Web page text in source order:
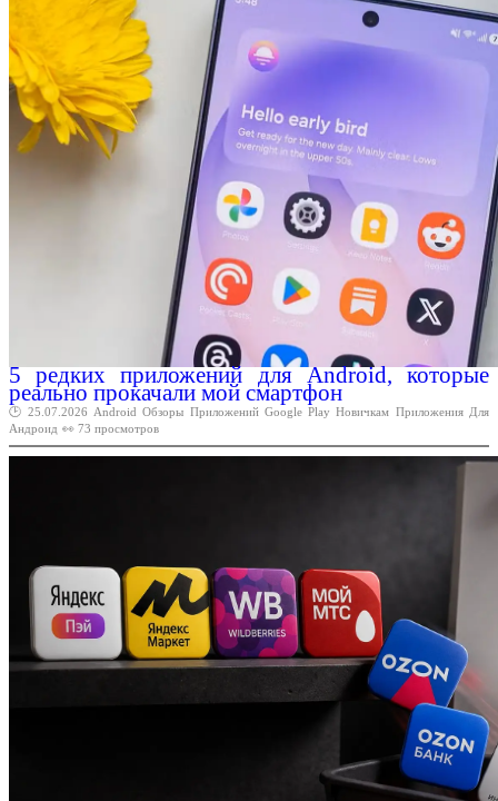
5 редких приложений для Android, которые
реально прокачали мой смартфон
🕑 25.07.2026 Android Обзоры Приложений Google Play Новичкам Приложения Для
Андроид 👀 73 просмотров